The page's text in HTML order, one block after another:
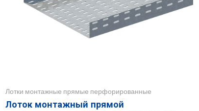
Лотки монтажные прямые перфорированные
Лоток монтажный прямой